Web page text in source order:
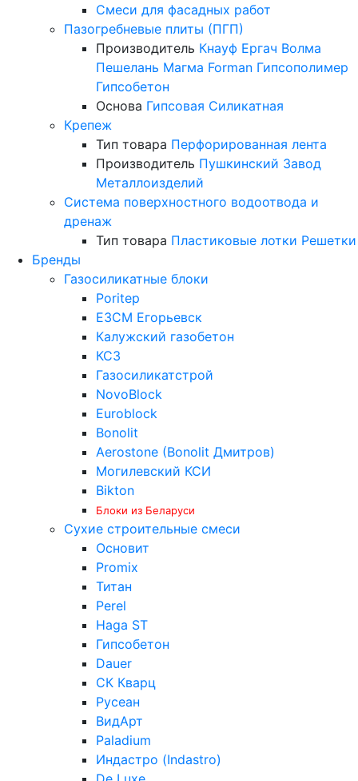
Смеси для фасадных работ
Пазогребневые плиты (ПГП)
Производитель Кнауф Ергач Волма
Пешелань Магма Forman Гипсополимер
Гипсобетон
Основа Гипсовая Силикатная
Крепеж
Тип товара Перфорированная лента
Производитель Пушкинский Завод
Металлоизделий
Система поверхностного водоотвода и
дренаж
Тип товара Пластиковые лотки Решетки
Бренды
Газосиликатные блоки
Poritep
ЕЗСМ Егорьевск
Калужский газобетон
КСЗ
Газосиликатстрой
NovoBlock
Euroblock
Bonolit
Aerostone (Bonolit Дмитров)
Могилевский КСИ
Bikton
Блоки из Беларуси
Сухие строительные смеси
Основит
Promix
Титан
Perel
Haga ST
Гипсобетон
Dauer
СК Кварц
Русеан
ВидАрт
Paladium
Индастро (Indastro)